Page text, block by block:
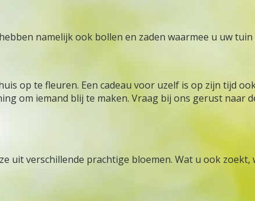
namelijk ook bollen en zaden waarmee u uw
op te fleuren. Een cadeau voor uzelf is op zijn tijd
om iemand blij te maken. Vraag bij ons gerust naar
uit verschillende prachtige bloemen. Wat u ook